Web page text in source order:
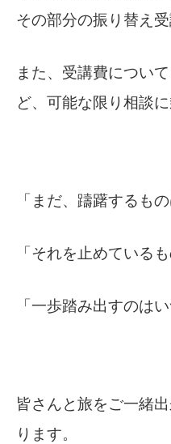
その部分の振り替え
また、受講費につい
ど、可能な限り相談
「まだ、躊躇するも
「それを止めている
「一歩踏み出すのは
皆さんと旅をご一緒
ります。